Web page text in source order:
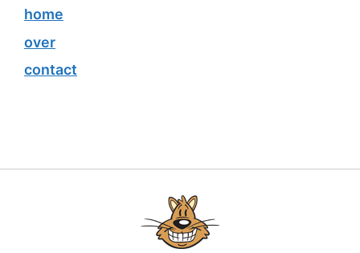
home
over
contact